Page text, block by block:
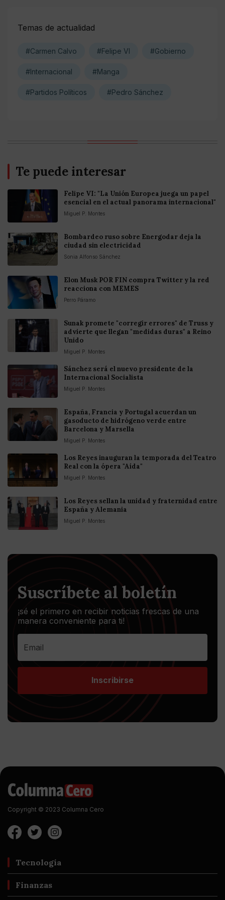
Temas de actualidad
#Carmen Calvo #Felipe VI #Gobierno
#Internacional #Manga
#Partidos Políticos #Pedro Sánchez
Te puede interesar
Felipe VI: "La Unión Europea juega un papel
esencial en el actual panorama internacional"
Miguel P. Montes
Bombardeo ruso sobre Energodar deja la
ciudad sin electricidad
Sonia Alfonso Sánchez
Elon Musk POR FIN compra Twitter y la red
reacciona con MEMES
Perro Páramo
Sunak promete "corregir errores" de Truss y
advierte que llegan "medidas duras" a Reino
Unido
Miguel P. Montes
Sánchez será el nuevo presidente de la
Internacional Socialista
Miguel P. Montes
España, Francia y Portugal acuerdan un
gasoducto de hidrógeno verde entre
Barcelona y Marsella
Miguel P. Montes
Los Reyes inauguran la temporada del Teatro
Real con la ópera "Aída"
Miguel P. Montes
Los Reyes sellan la unidad y fraternidad entre
España y Alemania
Miguel P. Montes
Suscríbete al boletín
¡sé el primero en recibir noticias frescas de una
manera conveniente para ti!
Inscribirse
Copyright © 2023 Columna Cero
Tecnología
Finanzas